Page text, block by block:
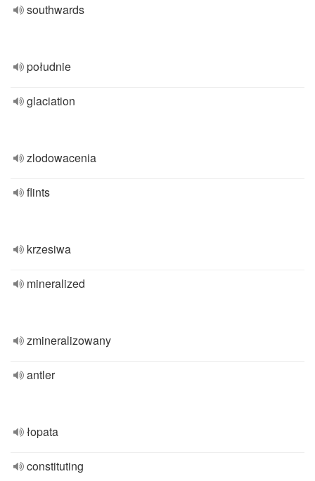
southwards
południe
glaciation
zlodowacenia
flints
krzesiwa
mineralized
zmineralizowany
antler
łopata
constituting